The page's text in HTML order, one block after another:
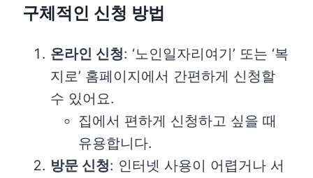
구체적인 신청 방법
온라인 신청: ‘노인일자리여기’ 또는 ‘복
지로’ 홈페이지에서 간편하게 신청할
수 있어요.
집에서 편하게 신청하고 싶을 때
유용합니다.
방문 신청: 인터넷 사용이 어렵거나 서